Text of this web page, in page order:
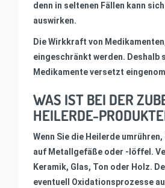
denn in seltenen Fällen kann
auswirken.
Die Wirkkraft von
eingeschränkt werden. Deshalb
Medikamente versetzt
WAS IST BEI DER
HEILERDE-
Wenn Sie die Heilerde
auf Metallgefäße oder -löffel.
Keramik, Glas, Ton oder Holz.
eventuell Oxidationsprozesse